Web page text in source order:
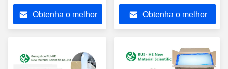
comendo utiliza
ferramentas a borracha
de silicone não tóxica
Obtenha o melhor
cura da platina
Obtenha o melhor